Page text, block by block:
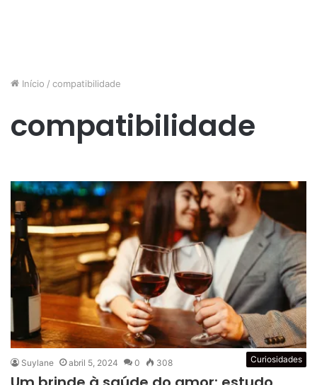
Início / compatibilidade
compatibilidade
Curiosidades
Suylane abril 5, 2024 0 308